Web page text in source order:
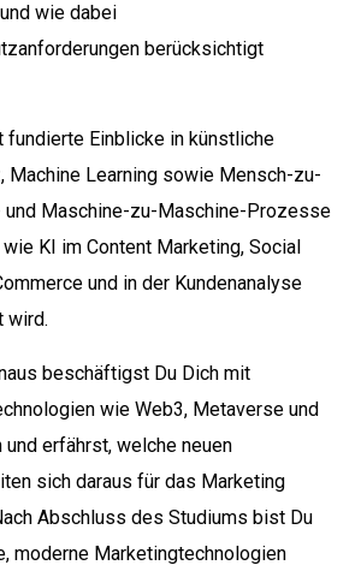
wie dabei
berücksichtigt
fundierte Einblicke in künstliche
Machine Learning sowie Mensch-zu-
und Maschine-zu-Maschine-Prozesse
KI im Content Marketing, Social
und in der Kundenanalyse
wird.
beschäftigst Du Dich mit
wie Web3, Metaverse und
und erfährst, welche neuen
sich daraus für das Marketing
Abschluss des Studiums bist Du
moderne Marketingtechnologien